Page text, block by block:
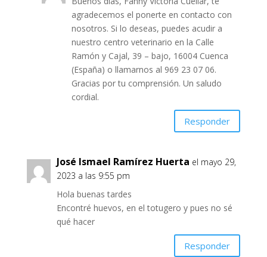
agradecemos el ponerte en contacto con
nosotros. Si lo deseas, puedes acudir a
nuestro centro veterinario en la Calle
Ramón y Cajal, 39 – bajo, 16004 Cuenca
(España) o llamarnos al 969 23 07 06.
Gracias por tu comprensión. Un saludo
cordial.
Responder
José Ismael Ramírez Huerta el mayo 29,
2023 a las 9:55 pm
Hola buenas tardes
Encontré huevos, en el totugero y pues no sé
qué hacer
Responder